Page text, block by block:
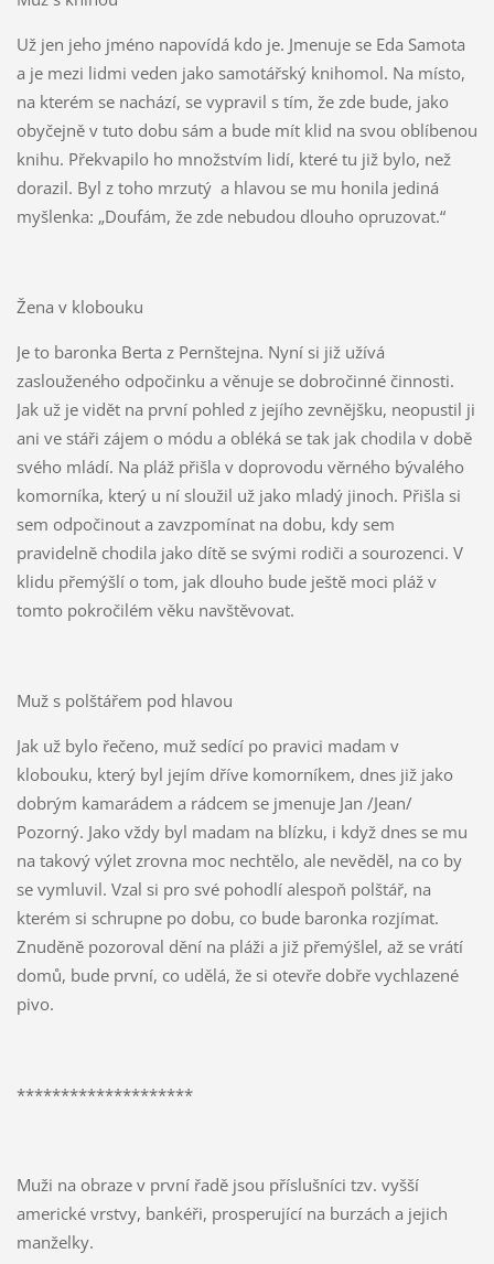
Už jen jeho jméno napovídá kdo je. Jmenuje se Eda Samota
a je mezi lidmi veden jako samotářský knihomol. Na místo,
na kterém se nachází, se vypravil s tím, že zde bude, jako
obyčejně v tuto dobu sám a bude mít klid na svou oblíbenou
knihu. Překvapilo ho množstvím lidí, které tu již bylo, než
dorazil. Byl z toho mrzutý a hlavou se mu honila jediná
myšlenka: „Doufám, že zde nebudou dlouho opruzovat.“
Žena v klobouku
Je to baronka Berta z Pernštejna. Nyní si již užívá
zaslouženého odpočinku a věnuje se dobročinné činnosti.
Jak už je vidět na první pohled z jejího zevnějšku, neopustil ji
ani ve stáři zájem o módu a obléká se tak jak chodila v době
svého mládí. Na pláž přišla v doprovodu věrného bývalého
komorníka, který u ní sloužil už jako mladý jinoch. Přišla si
sem odpočinout a zavzpomínat na dobu, kdy sem
pravidelně chodila jako dítě se svými rodiči a sourozenci. V
klidu přemýšlí o tom, jak dlouho bude ještě moci pláž v
tomto pokročilém věku navštěvovat.
Muž s polštářem pod hlavou
Jak už bylo řečeno, muž sedící po pravici madam v
klobouku, který byl jejím dříve komorníkem, dnes již jako
dobrým kamarádem a rádcem se jmenuje Jan /Jean/
Pozorný. Jako vždy byl madam na blízku, i když dnes se mu
na takový výlet zrovna moc nechtělo, ale nevěděl, na co by
se vymluvil. Vzal si pro své pohodlí alespoň polštář, na
kterém si schrupne po dobu, co bude baronka rozjímat.
Znuděně pozoroval dění na pláži a již přemýšlel, až se vrátí
domů, bude první, co udělá, že si otevře dobře vychlazené
pivo.
********************
Muži na obraze v první řadě jsou příslušníci tzv. vyšší
americké vrstvy, bankéři, prosperující na burzách a jejich
manželky.